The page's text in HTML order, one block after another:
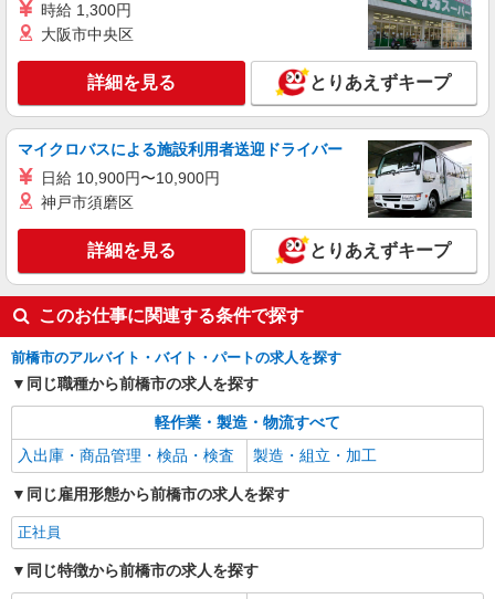
時給 1,300円
大阪市中央区
詳細を見る とりあえずキープ
マイクロバスによる施設利用者送迎ドライバー
日給 10,900円〜10,900円
神戸市須磨区
詳細を見る とりあえずキープ
このお仕事に関連する条件で探す
前橋市のアルバイト・バイト・パートの求人を探す
同じ職種から前橋市の求人を探す
軽作業・製造・物流すべて
入出庫・商品管理・検品・検査
製造・組立・加工
同じ雇用形態から前橋市の求人を探す
正社員
同じ特徴から前橋市の求人を探す